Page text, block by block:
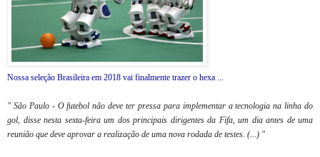
Nossa seleção Brasileira em 2018 vai finalmente trazer o hexa ...
" São Paulo - O futebol não deve ter pressa para implementar a tecnologia na linha do
gol, disse nesta sexta-feira um dos principais dirigentes da Fifa, um dia antes de uma
reunião que deve aprovar a realização de uma nova rodada de testes. (...) "